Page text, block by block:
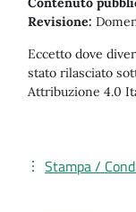
Revisione:
Eccetto dove
stato rilasciato
Attribuzione 4.0
Stampa /